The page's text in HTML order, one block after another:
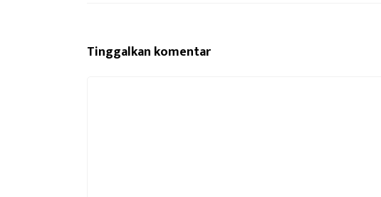
Tinggalkan komentar